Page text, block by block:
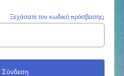
Ξεχάσατε τον κωδικό πρόσβασης;